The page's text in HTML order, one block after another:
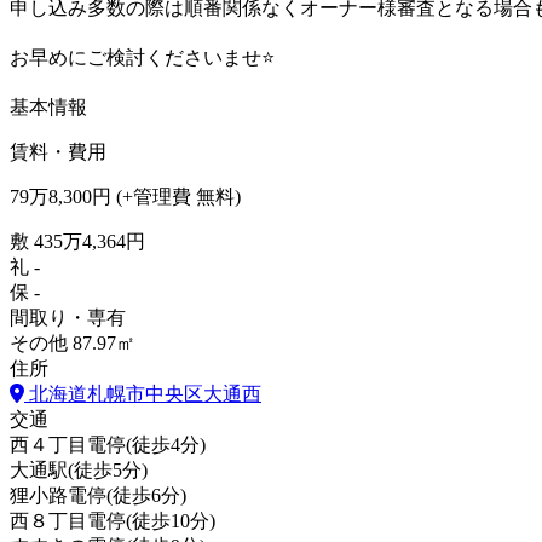
申し込み多数の際は順番関係なくオーナー様審査となる場合
お早めにご検討くださいませ⭐
基本情報
賃料・費用
79万8,300円 (+管理費 無料)
敷 435万4,364円
礼 -
保 -
間取り・専有
その他 87.97㎡
住所
北海道札幌市中央区大通西
交通
西４丁目電停(徒歩4分)
大通駅(徒歩5分)
狸小路電停(徒歩6分)
西８丁目電停(徒歩10分)